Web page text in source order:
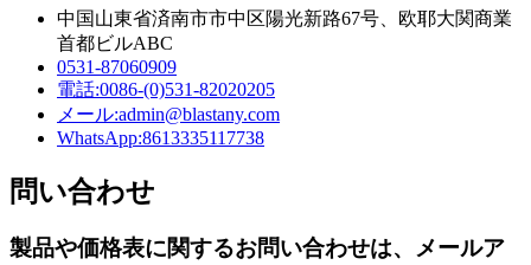
中国山東省済南市市中区陽光新路67号、欧耶大関商業
首都ビルABC
0531-87060909
電話:0086-(0)531-82020205
メール:admin@blastany.com
WhatsApp:8613335117738
問い合わせ
製品や価格表に関するお問い合わせは、メールア